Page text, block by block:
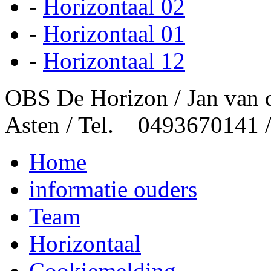
- Horizontaal 02
- Horizontaal 01
- Horizontaal 12
OBS De Horizon / Jan van
Asten / Tel. 0493670141
Home
informatie ouders
Team
Horizontaal